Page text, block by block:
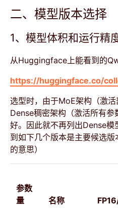
二、模型版本选择
1、模型体积和运行精
从Huggingface上能看到的
https://huggingface.co/
选型时，由于MoE架构（激
Dense稠密架构（激活所有参
好。因此就不再列出Dense
到如下几个版本是主要候选
的意思）
参数
量
名称